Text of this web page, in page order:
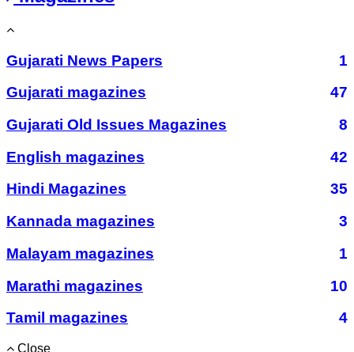
Gujarati News Papers
1
Gujarati magazines
47
Gujarati Old Issues Magazines
8
English magazines
42
Hindi Magazines
35
Kannada magazines
3
Malayam magazines
1
Marathi magazines
10
Tamil magazines
4
Close